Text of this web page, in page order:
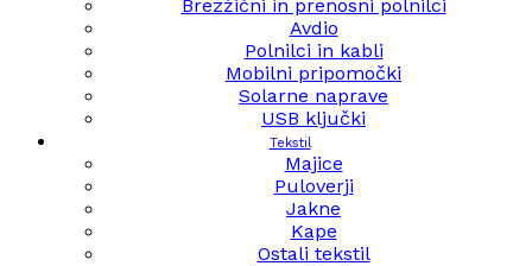
Brezžični in prenosni polnilci
Avdio
Polnilci in kabli
Mobilni pripomočki
Solarne naprave
USB ključki
Tekstil
Majice
Puloverji
Jakne
Kape
Ostali tekstil